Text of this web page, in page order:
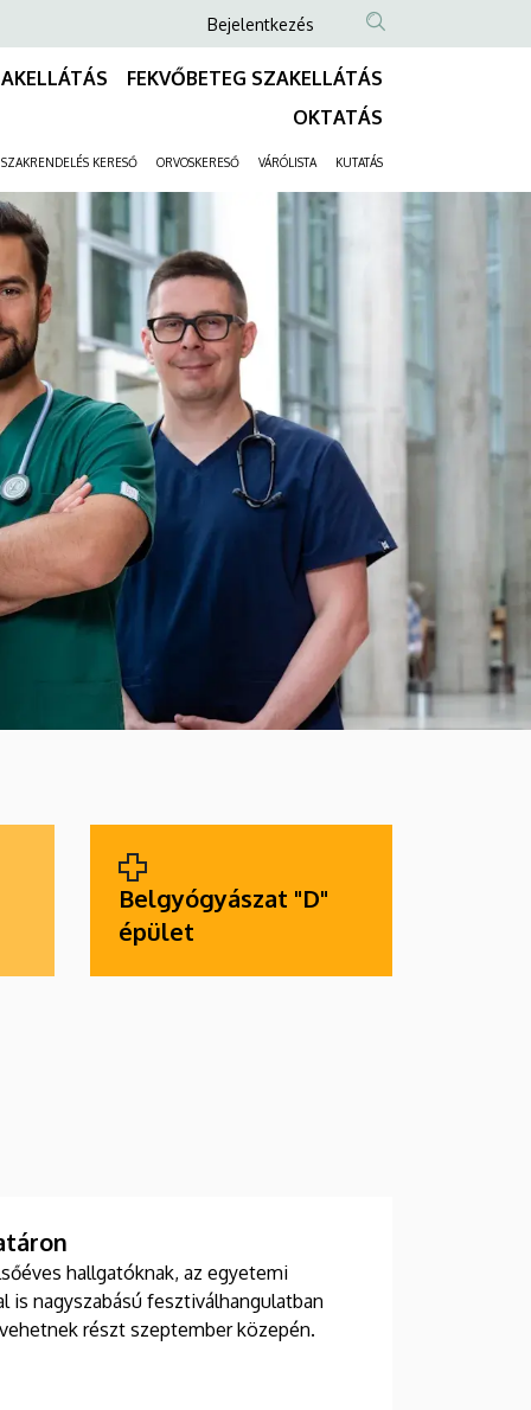
Anonim
Felhasználói
fiók
Bejelentkezés
FEKVŐBETEG SZAKELLÁTÁS
OKTATÁS
navigáció
SZAKRENDELÉS KERESŐ ORVOSKERESŐ VÁRÓLISTA KUTATÁS
Belgyógyászat "D"
épület
hallgatóknak, az egyetemi
is nagyszabású fesztiválhangulatban
részt szeptember közepén.